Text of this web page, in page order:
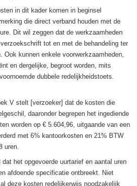
in dit kader komen in beginsel
die direct verband houden met de
Dit wil zeggen dat de werkzaamheden
tot en met de behandeling ter
Ook kunnen enkele voorwerkzaamheden,
en dergelijke, begroot worden, mits
dubbele redelijkheidstoets.
V stelt [verzoeker] dat de kosten die
daaronder begrepen het ingediende
worden op € 5.604,96, uitgaande van een
met 6% kantoorkosten en 21% BTW
uren.
het opgevoerde uurtarief en aantal uren
afdoende specificatie ontbreekt. Niet
deze kosten redelijkerwijs noodzakelijk